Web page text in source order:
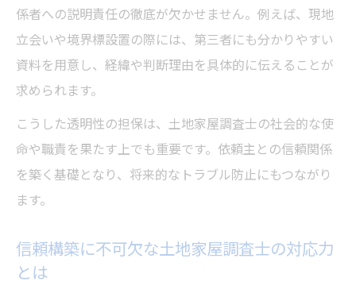
土地家屋調査士の委任手続きに潜む信頼の
ヒント
土地家屋調査士が目指す透明性と業務効率
化の両立
業務現場における透明な手続きの重要性
土地家屋調査士が実践する透明な調査手続
き
土地家屋調査士の建物調査で求められる透
係者への説明責任の徹底が欠かせません。例えば、現地
立会いや境界標設置の際には、第三者にも分かりやすい
資料を用意し、経緯や判断理由を具体的に伝えることが
求められます。
こうした透明性の担保は、土地家屋調査士の社会的な使
命や職責を果たす上でも重要です。依頼主との信頼関係
を築く基礎となり、将来的なトラブル防止にもつながり
ます。
信頼構築に不可欠な土地家屋調査士の対応力
とは